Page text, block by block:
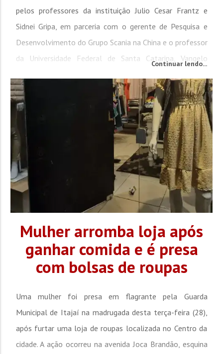
pelos professores da instituição Julio Cesar Frantz e
Sidnei Gripa, em parceria com o gerente de Pesquisa e
Desenvolvimento do Grupo Scania na China e o professor
da Universidade Federal de Santa Catarina, Vangelo
China. O estudo sobre o desenvolvimento de uma garra
robótica foi apresentado pelo professor Julio...
Continuar lendo...
Mulher arromba loja após
ganhar comida e é presa
com bolsas de roupas
Uma mulher foi presa em flagrante pela Guarda
Municipal de Itajaí na madrugada desta terça-feira (28),
após furtar uma loja de roupas localizada no Centro da
cidade. A ação ocorreu na avenida Joca Brandão, esquina